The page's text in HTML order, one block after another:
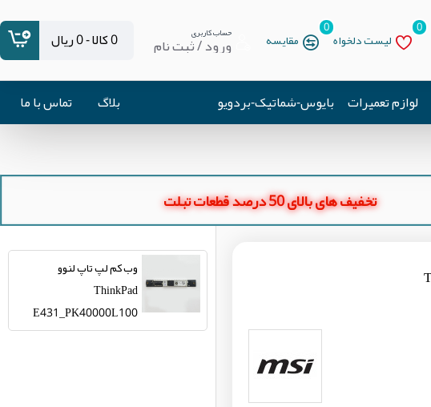
لیست دلخواه
0
مقایسه
0 حساب کاربری
ورود / ثبت نام 0 کالا - 0 ریال
لوازم تعمیرات بایوس-شماتیک-بردویو بلاگ تماس با ما
تخفیف های بالای 50 درصد قطعات تبلت
وب کم لپ تاپ لنوو
ThinkPad
E431_PK40000L100